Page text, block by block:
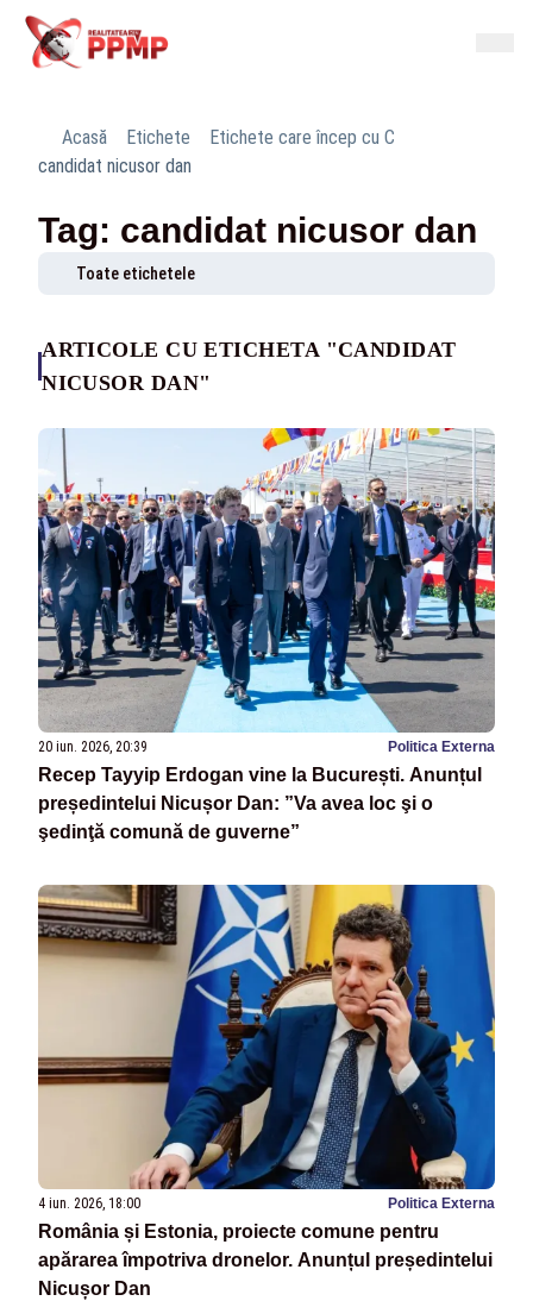
Acasă Etichete
Etichete care încep cu C
candidat nicusor dan
Tag: candidat nicusor dan
Toate etichetele
ARTICOLE CU ETICHETA "CANDIDAT
NICUSOR DAN"
20 iun. 2026, 20:39 Politica Externa
Recep Tayyip Erdogan vine la București. Anunțul
președintelui Nicușor Dan: ”Va avea loc şi o
şedinţă comună de guverne”
4 iun. 2026, 18:00 Politica Externa
România și Estonia, proiecte comune pentru
apărarea împotriva dronelor. Anunțul președintelui
Nicușor Dan